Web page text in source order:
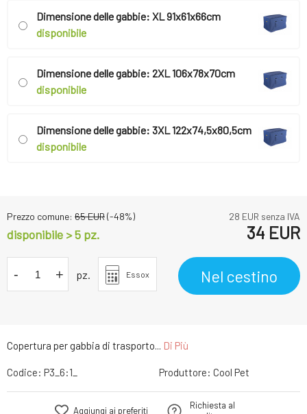
Copertura per gabbia di trasporto... Di Più
Dimensione delle gabbie: XL 91x61x66cm
disponibile
Dimensione delle gabbie: 2XL 106x78x70cm
disponibile
Dimensione delle gabbie: 3XL 122x74,5x80,5cm
disponibile
Prezzo comune: 65EUR(-48%) 28 EUR senza IVA
disponibile > 5 pz. 34 EUR
- + pz. Essox Nel cestino
Codice: P3_6:1_ Produttore: Cool Pet
Aggiungi ai preferiti
Richiesta al